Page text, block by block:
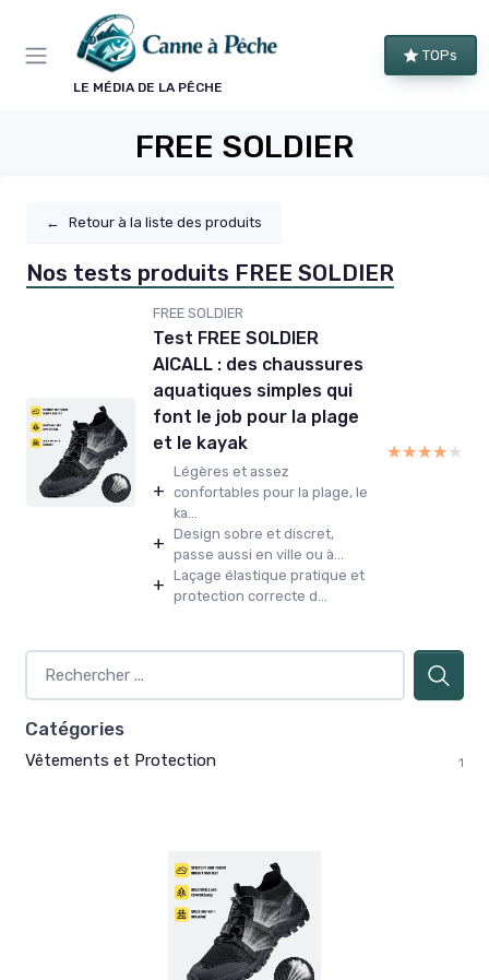
LE MÉDIA DE LA PÊCHE
TOPs
FREE SOLDIER
← Retour à la liste des produits
Nos tests produits FREE SOLDIER
FREE SOLDIER
Test FREE SOLDIER
AICALL : des chaussures
aquatiques simples qui
font le job pour la plage
et le kayak
+
Légères et assez
confortables pour la plage, le
ka...
+ Design sobre et discret,
passe aussi en ville ou à...
+ Laçage élastique pratique et
protection correcte d...
★★★★★
★★★★★
Catégories
Vêtements et Protection 1
Panneau de gestion des cookies